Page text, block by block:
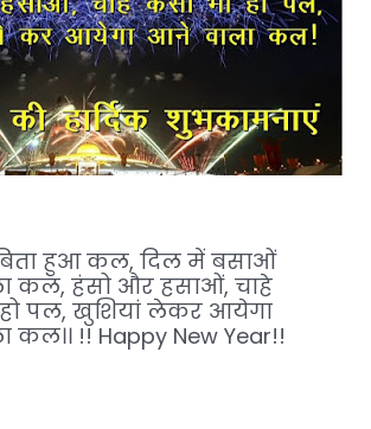
हुआ कल, दिल में बसाओं
कल, हंसो और हसाओं, चाहे
पल, खुशियां लेकर आयेगा
कल।। !! Happy New Year!!